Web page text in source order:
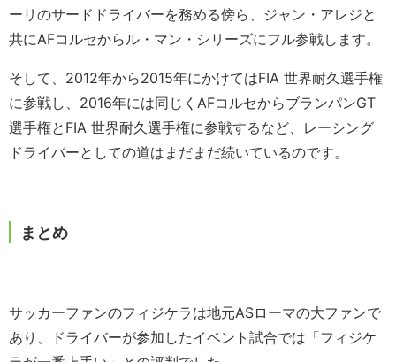
ーリのサードドライバーを務める傍ら、ジャン・アレジと
共にAFコルセからル・マン・シリーズにフル参戦します。
そして、2012年から2015年にかけてはFIA 世界耐久選手権
に参戦し、2016年には同じくAFコルセからブランパンGT
選手権とFIA 世界耐久選手権に参戦するなど、レーシング
ドライバーとしての道はまだまだ続いているのです。
まとめ
サッカーファンのフィジケラは地元ASローマの大ファンで
あり、ドライバーが参加したイベント試合では「フィジケ